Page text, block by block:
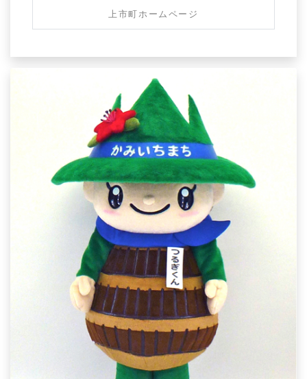
上市町ホームページ